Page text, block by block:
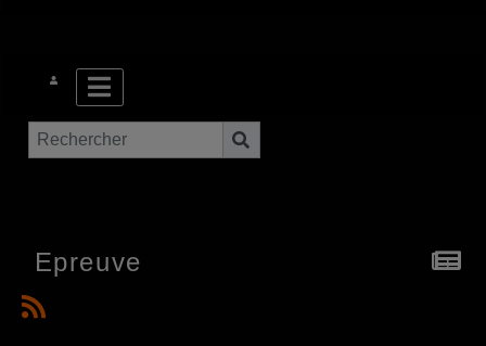
Epreuve